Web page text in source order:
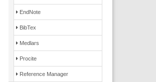
EndNote
BibTex
Medlars
Procite
Reference Manager